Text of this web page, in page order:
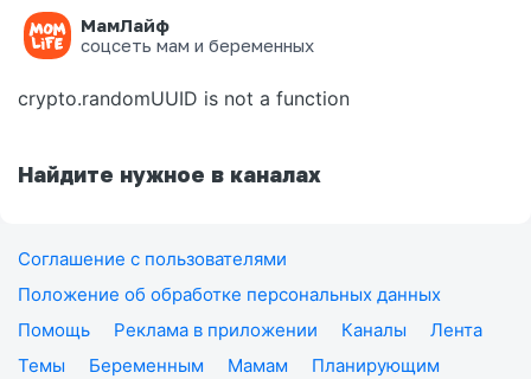
МамЛайф
соцсеть мам и беременных
Ошибка на странице
crypto.randomUUID is not a function
Найдите нужное в каналах
Соглашение с пользователями
Положение об обработке персональных данных
Помощь
Реклама в приложении Каналы
Лента
Темы
Беременным Мамам
Планирующим